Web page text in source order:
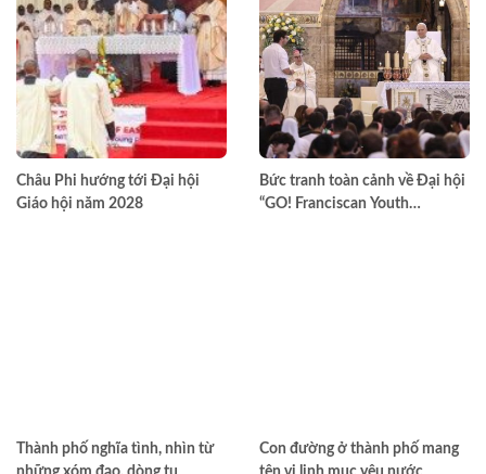
Châu Phi hướng tới Đại hội
Giáo hội năm 2028
Bức tranh toàn cảnh về Đại hội
“GO! Franciscan Youth
Thành phố nghĩa tình, nhìn từ
Con đường ở thành phố mang